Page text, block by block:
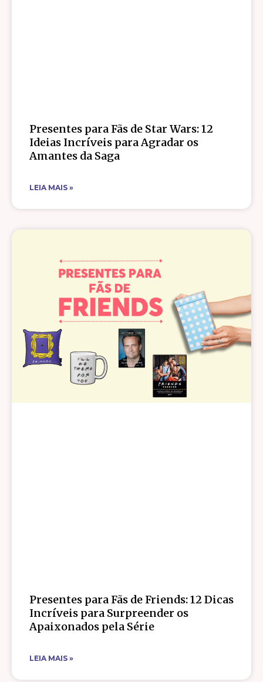
Presentes para Fãs de Star Wars: 12
Ideias Incríveis para Agradar os
Amantes da Saga
LEIA MAIS »
Presentes para Fãs de Friends: 12 Dicas
Incríveis para Surpreender os
Apaixonados pela Série
LEIA MAIS »